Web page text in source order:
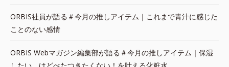
ORBIS社員が語る＃今月の推しアイテム｜これまで青汁に感じた
ことのない感情
ORBIS Webマガジン編集部が語る＃今月の推しアイテム｜保湿